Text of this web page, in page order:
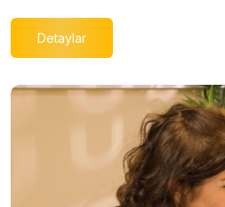
Detaylar